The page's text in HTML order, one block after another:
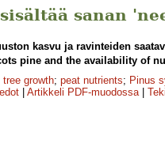
sanan
kasvu ja ravinteiden
pine and the availability of
tree growth; peat nutrients; Pinus
Artikkeli PDF-muodossa|